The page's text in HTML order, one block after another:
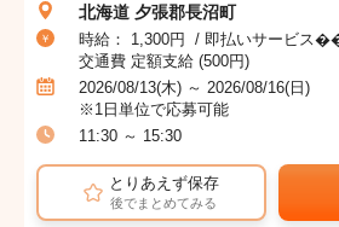
北海道 夕張郡長沼町
時給： 1,300円 / 即払いサービス
交通費 定額支給 (500円)
2026/08/13(木) ～ 2026/08/16(日)
※1日単位で応募可能
11:30 ～ 15:30
とりあえず保存
後でまとめてみる